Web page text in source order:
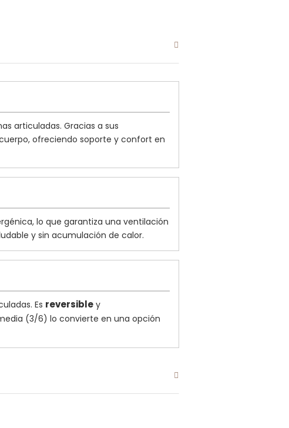
articuladas. Gracias a sus
ofreciendo soporte y confort en
lo que garantiza una ventilación
y sin acumulación de calor.
Es reversible y
(3/6) lo convierte en una opción